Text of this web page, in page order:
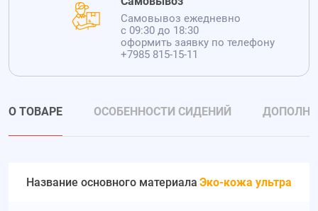
Самовывоз ежедневно
с 09:30 до 18:30
оформить заявку по телефону
+7985 815-15-11
О ТОВАРЕ ОСОБЕННОСТИ СИДЕНИЙ
Название основного материала Эко-кожа ультра